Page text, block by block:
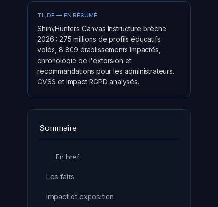
TL;DR — EN RÉSUMÉ
ShinyHunters Canvas Instructure brèche
2026 : 275 millions de profils éducatifs
volés, 8 809 établissements impactés,
chronologie de l'extorsion et
recommandations pour les administrateurs.
CVSS et impact RGPD analysés.
Sommaire
En bref
Les faits
Impact et exposition